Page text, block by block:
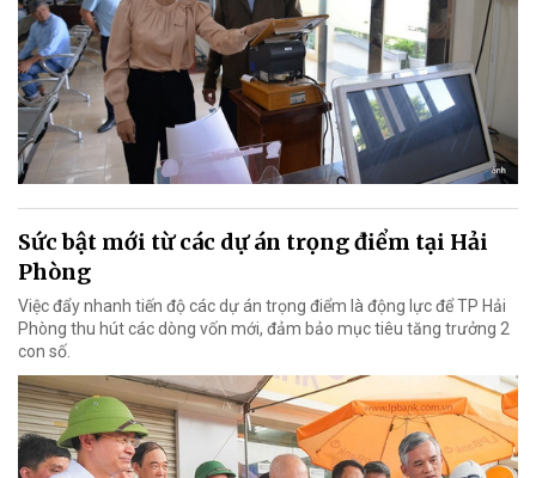
Sức bật mới từ các dự án trọng điểm tại Hải
Phòng
Việc đẩy nhanh tiến độ các dự án trọng điểm là động lực để TP Hải
Phòng thu hút các dòng vốn mới, đảm bảo mục tiêu tăng trưởng 2
con số.